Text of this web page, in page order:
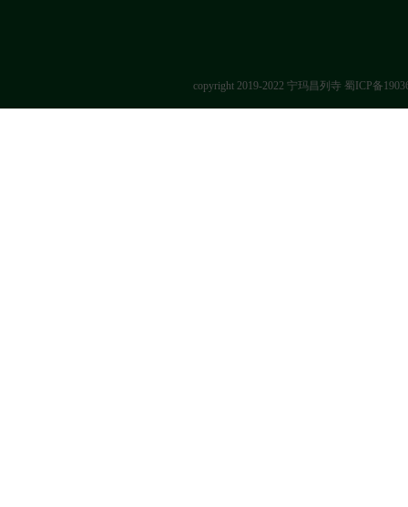
copyright 2019-2022 宁玛昌列寺 蜀ICP备